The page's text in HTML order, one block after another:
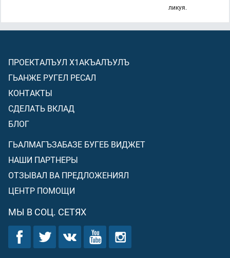
ликуя.
ПРОЕКТАЛЪУЛ Х1АКЪАЛЪУЛЪ
ГЬАНЖЕ РУГЕЛ РЕСАЛ
КОНТАКТЫ
СДЕЛАТЬ ВКЛАД
БЛОГ
ГЬАЛМАГЪЗАБАЗЕ БУГЕБ ВИДЖЕТ
НАШИ ПАРТНЕРЫ
ОТЗЫВАЛ ВА ПРЕДЛОЖЕНИЯЛ
ЦЕНТР ПОМОЩИ
МЫ В СОЦ. СЕТЯХ